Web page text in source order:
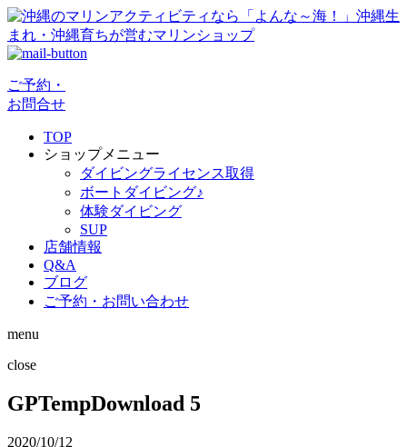
ご予約・
お問合せ
TOP
ショップメニュー
ダイビングライセンス取得
ボートダイビング♪
体験ダイビング
SUP
店舗情報
Q&A
ブログ
ご予約・お問い合わせ
menu
close
GPTempDownload 5
2020/10/12